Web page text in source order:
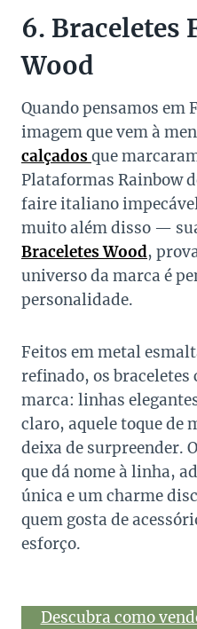
6. Braceletes
Wood
Quando pensamos em
imagem que vem à
calçadosque
Plataformas Rainbow
faire italiano
muito além disso —
Braceletes Wood,
universo da marca é
personalidade.
Feitos em metal
refinado, os braceletes
marca: linhas
claro, aquele toque de
deixa de surpreender.
que dá nome à linha,
única e um charme
quem gosta de
esforço.
Descubra como